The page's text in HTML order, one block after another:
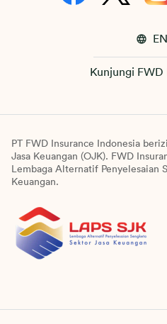
EN
Kunjungi FWD
PT FWD Insurance Indonesia
Jasa Keuangan (OJK). FWD
Lembaga Alternatif Penyelesaian
Keuangan.